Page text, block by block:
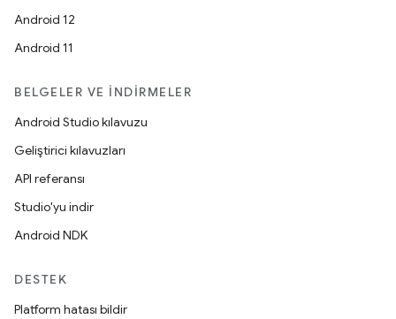
Android 12
Android 11
BELGELER VE İNDIRMELER
Android Studio kılavuzu
Geliştirici kılavuzları
API referansı
Studio'yu indir
Android NDK
DESTEK
Platform hatası bildir